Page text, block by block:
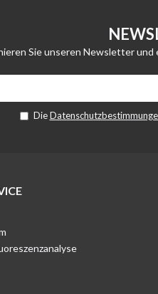
Sie unseren Newsletter
Die